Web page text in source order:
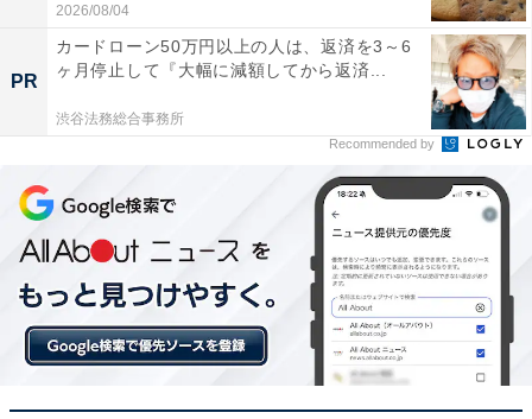
2026/08/04
PR
カードローン50万円以上の人は、返済を3～6
ヶ月停止して『大幅に減額してから返済...
渋谷法務総合事務所
Recommended by